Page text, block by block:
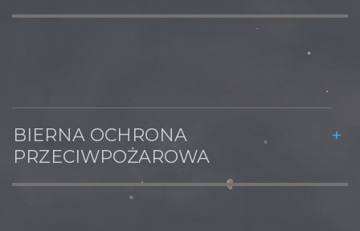
BIERNA OCHRONA
PRZECIWPOŻAROWA